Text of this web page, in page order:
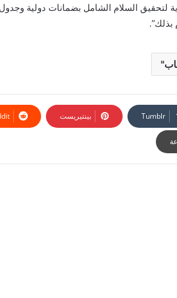
لتحقيق السلام الشامل بضمانات دولية
بذلك”.
بينتيريست